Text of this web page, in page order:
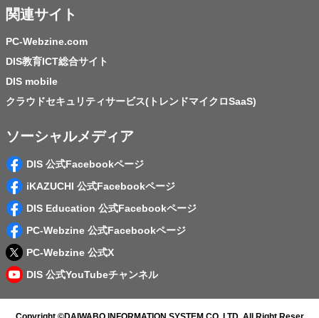
関連サイト
PC-Webzine.com
DIS教育ICT総合サイト
DIS mobile
クラウドセキュリティサービス(トレンドマイクロSaaS)
ソーシャルメディア
DIS 公式Facebookページ
iKAZUCHI 公式Facebookページ
DIS Education 公式Facebookページ
PC-Webzine 公式Facebookページ
PC-Webzine 公式X
DIS 公式YouTubeチャンネル